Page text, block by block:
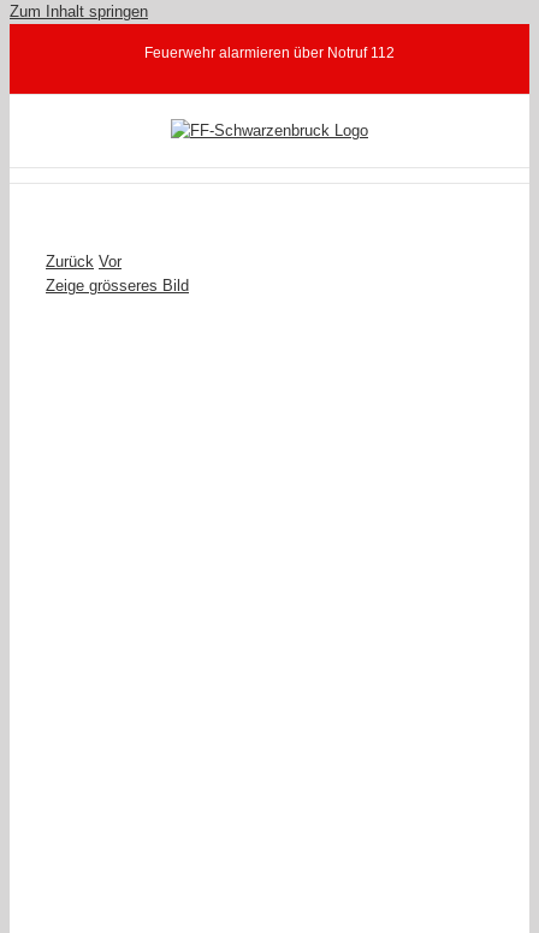
Zum Inhalt springen
Feuerwehr alarmieren über Notruf 112
Zurück Vor
Zeige grösseres Bild